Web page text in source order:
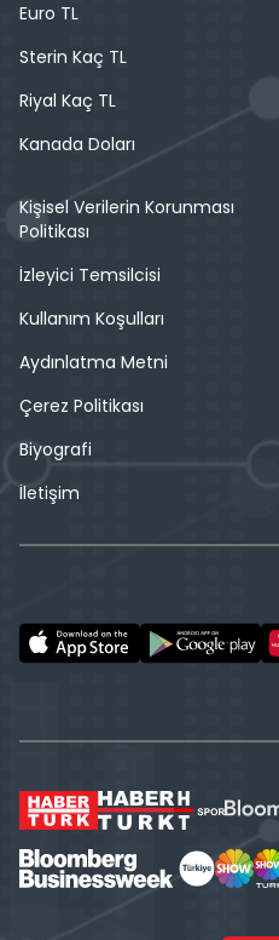
Euro TL
Sterin Kaç TL
Riyal Kaç TL
Kanada Doları
Kişisel Verilerin Korunması
Politikası
İzleyici Temsilcisi
Kullanım Koşulları
Aydınlatma Metni
Çerez Politikası
Biyografi
İletişim